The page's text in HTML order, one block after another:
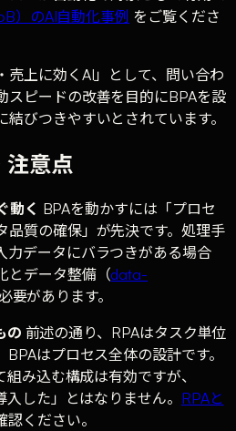
）のAI自動化事例 をご覧くださ
売上に効くAI」として、問い合わ
スピードの改善を目的にBPAを設
びつきやすいとされています。
注意点
動く BPAを動かすには「プロセ
品質の確保」が先決です。処理手
力データにバラつきがある場合
とデータ整備（data-
要があります。
の 前述の通り、RPAはタスク単位
はプロセス全体の設計です。
み込む構成は有効ですが、
入した」とはなりません。 RPAと
ください。